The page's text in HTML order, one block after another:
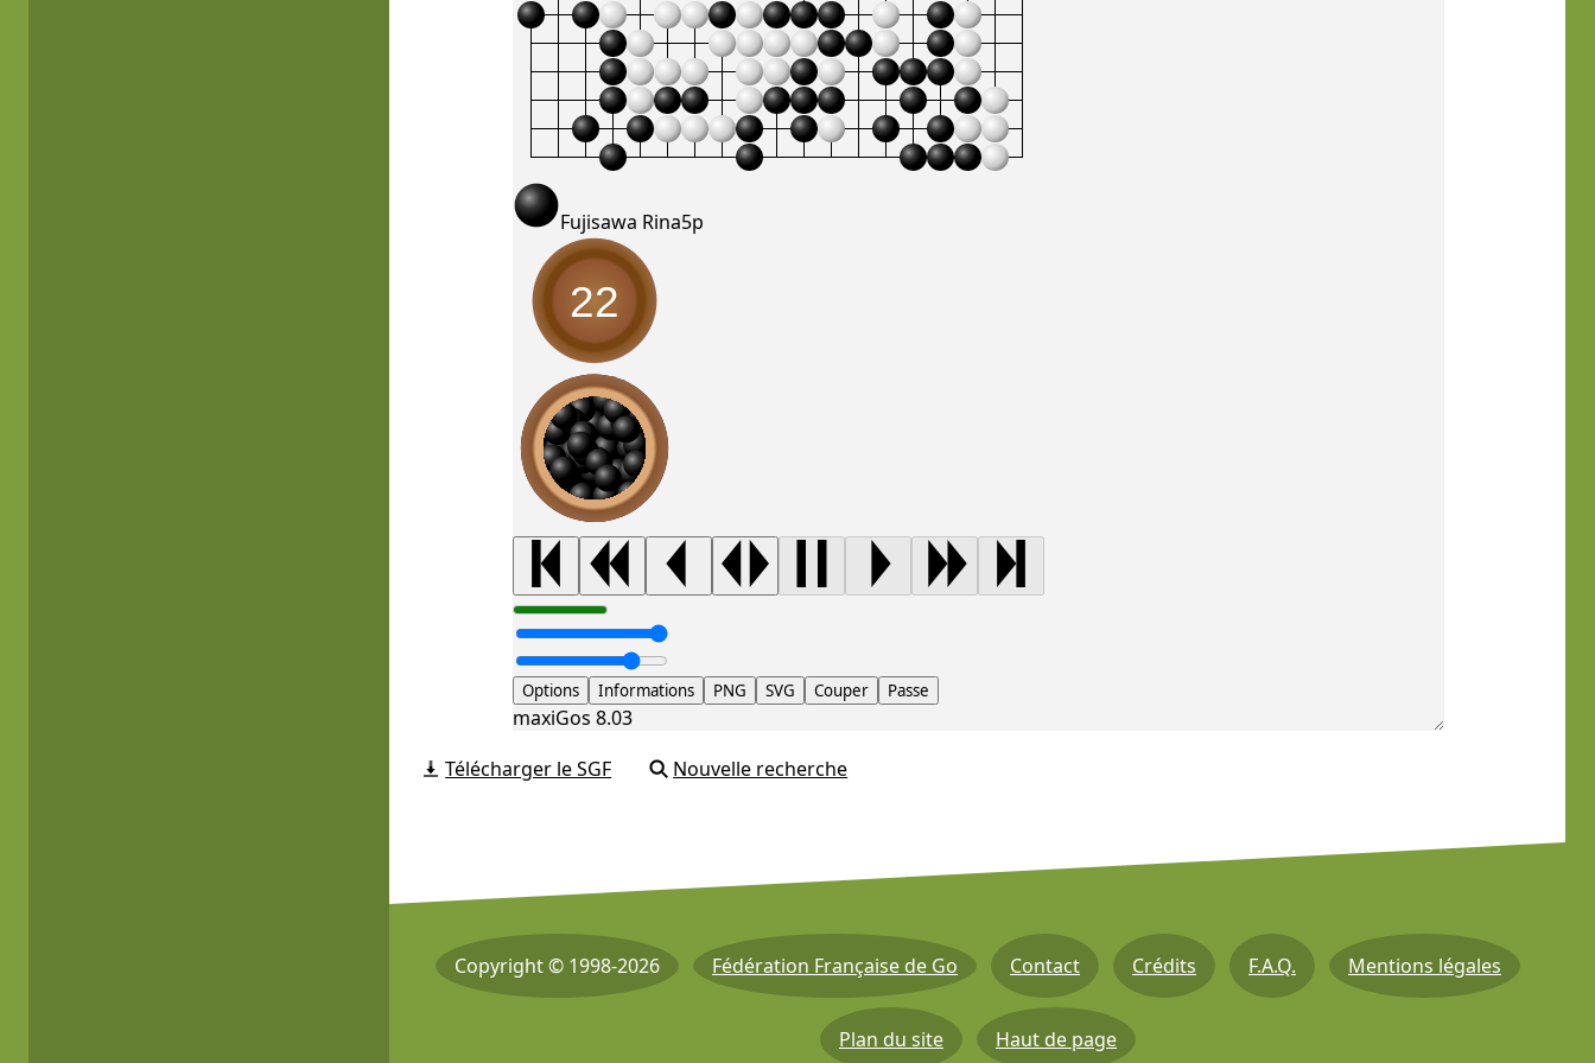
Fujisawa Rina5p
22
Options Informations PNG SVG Couper Passe
maxiGos 8.03
Télécharger le SGF
Nouvelle recherche
Copyright © 1998-2026 Fédération Française de Go Contact Crédits F.A.Q. Mentions légales
Plan du site Haut de page